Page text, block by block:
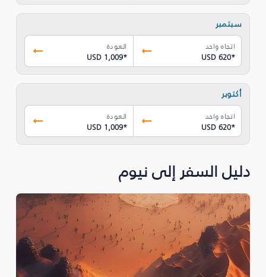
سبتمبر
اتجاه واحد
USD 620*
العودة
USD 1,009*
أكتوبر
اتجاه واحد
USD 620*
العودة
USD 1,009*
دليل السفر إلى نيوم